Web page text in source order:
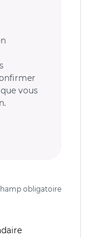
vous
obligatoire